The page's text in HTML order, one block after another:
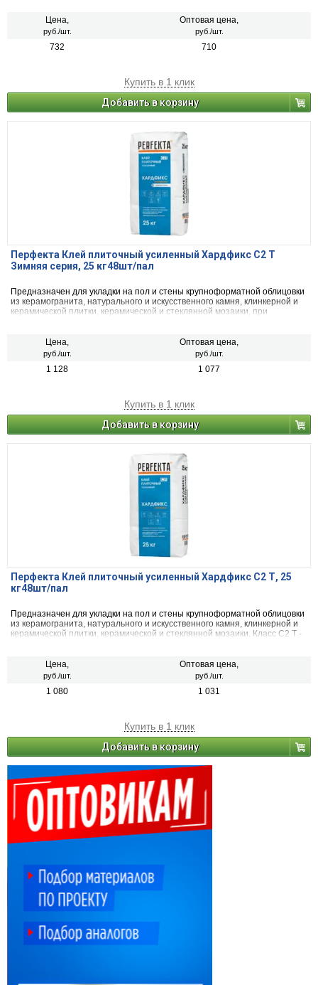
Цена,
руб./шт.
Оптовая цена,
руб./шт.
732 710
Купить в 1 клик
Добавить в корзину
Перфекта Клей плиточный усиленный Хардфикс C2 Т
Зимняя серия, 25 кг48шт/пал
Предназначен для укладки на пол и стены крупноформатной облицовки
из керамогранита, натурального и искусственного камня, клинкерной и
керамической плитки, керамической и стеклянной мозаики, при
вертикального сползания (Т).
Цена,
руб./шт.
Оптовая цена,
руб./шт.
1 128 1 077
Купить в 1 клик
Добавить в корзину
Перфекта Клей плиточный усиленный Хардфикс C2 Т, 25
кг48шт/пал
Предназначен для укладки на пол и стены крупноформатной облицовки
из керамогранита, натурального и искусственного камня, клинкерной и
керамической плитки, керамической и стеклянной мозаики. Класс С2 Т -
Цена,
руб./шт.
Оптовая цена,
руб./шт.
1 080 1 031
Купить в 1 клик
Добавить в корзину